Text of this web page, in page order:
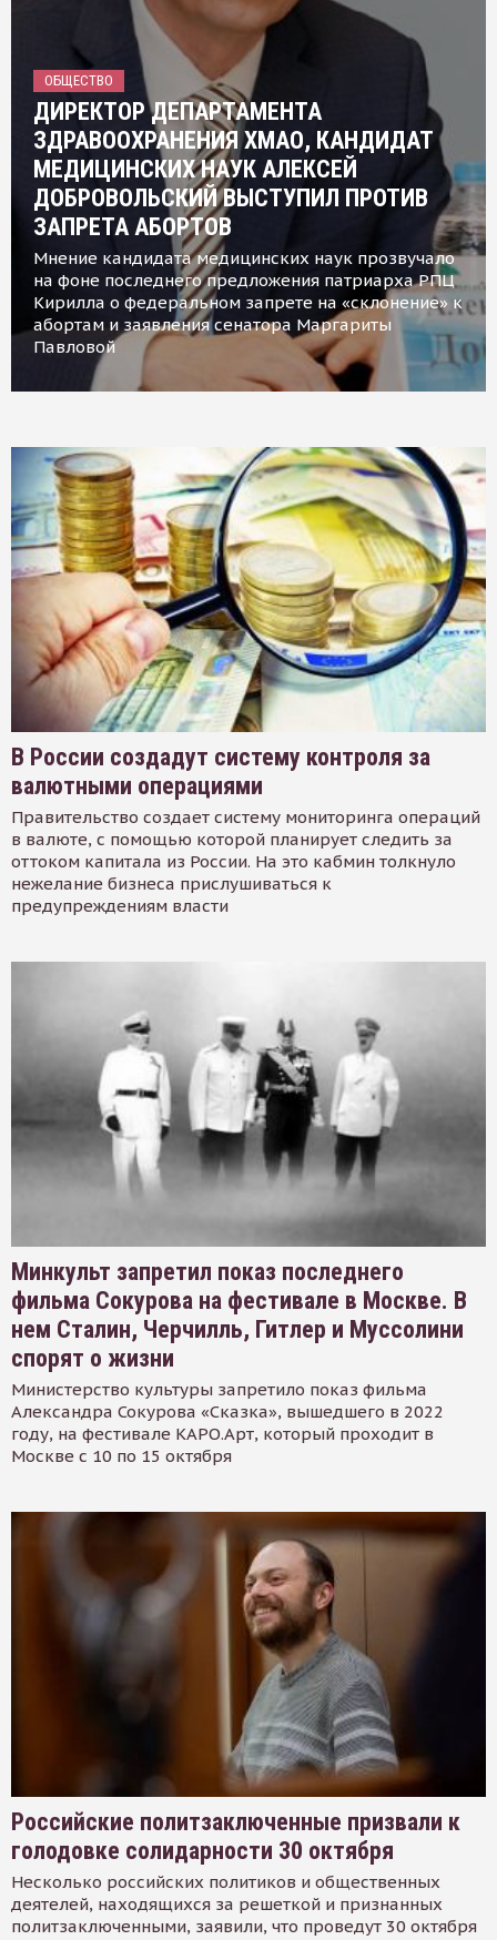
ОБЩЕСТВО
ДИРЕКТОР ДЕПАРТАМЕНТА
ЗДРАВООХРАНЕНИЯ ХМАО, КАНДИДАТ
МЕДИЦИНСКИХ НАУК АЛЕКСЕЙ
ДОБРОВОЛЬСКИЙ ВЫСТУПИЛ ПРОТИВ
ЗАПРЕТА АБОРТОВ
Мнение кандидата медицинских наук прозвучало
на фоне последнего предложения патриарха РПЦ
Кирилла о федеральном запрете на «склонение» к
абортам и заявления сенатора Маргариты
Павловой
В России создадут систему контроля за
валютными операциями
Правительство создает систему мониторинга операций
в валюте, с помощью которой планирует следить за
оттоком капитала из России. На это кабмин толкнуло
нежелание бизнеса прислушиваться к
предупреждениям власти
Минкульт запретил показ последнего
фильма Сокурова на фестивале в Москве. В
нем Сталин, Черчилль, Гитлер и Муссолини
спорят о жизни
Министерство культуры запретило показ фильма
Александра Сокурова «Сказка», вышедшего в 2022
году, на фестивале КАРО.Арт, который проходит в
Москве с 10 по 15 октября
Российские политзаключенные призвали к
голодовке солидарности 30 октября
Несколько российских политиков и общественных
деятелей, находящихся за решеткой и признанных
политзаключенными, заявили, что проведут 30 октября